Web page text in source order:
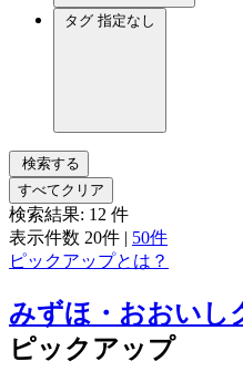
タグ 指定なし
検索する
すべてクリア
検索結果: 12 件
表示件数 20件 | 50件
ピックアップとは？
みずほ・おおいし
ピックアップ